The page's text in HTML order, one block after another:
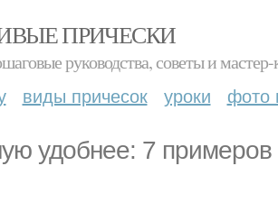
ПРИЧЕСКИ
руководства, советы и
виды причесок уроки фото
удобнее: 7